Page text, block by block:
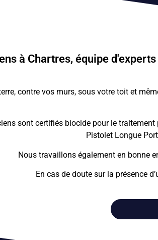
à Chartres, équipe
contre vos murs, sous votre toit et
sont certifiés biocide pour le
Pistolet Longue
Nous travaillons également en bonne
En cas de doute sur la présence